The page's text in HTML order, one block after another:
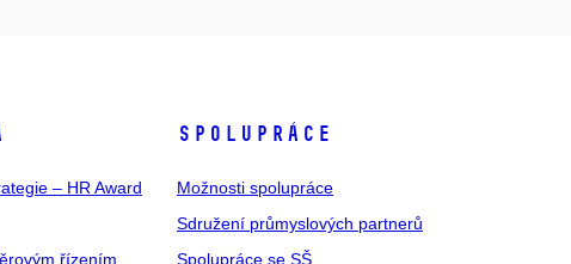
– HR Award
řízením
SPOLUPRÁCE
Možnosti spolupráce
Sdružení průmyslových partnerů
Spolupráce se SŠ